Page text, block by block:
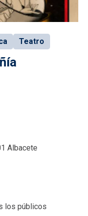
Teatro
Albacete
los públicos